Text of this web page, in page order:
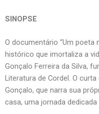
SINOPSE
O documentário “Um
histórico que imortaliza a
Gonçalo Ferreira da Silva,
Literatura de Cordel. O
Gonçalo, que narra sua
casa, uma jornada